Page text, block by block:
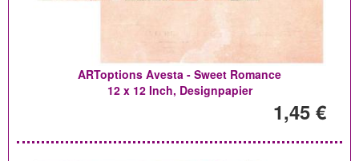
ARToptions Avesta - Sweet Romance
12 x 12 Inch, Designpapier
1,45 €